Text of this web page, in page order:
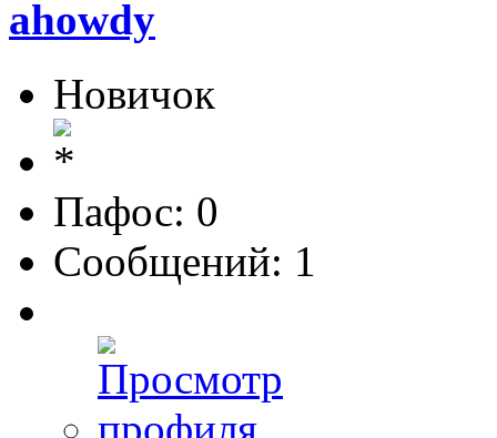
ahowdy
Новичок
Пафос: 0
Сообщений: 1